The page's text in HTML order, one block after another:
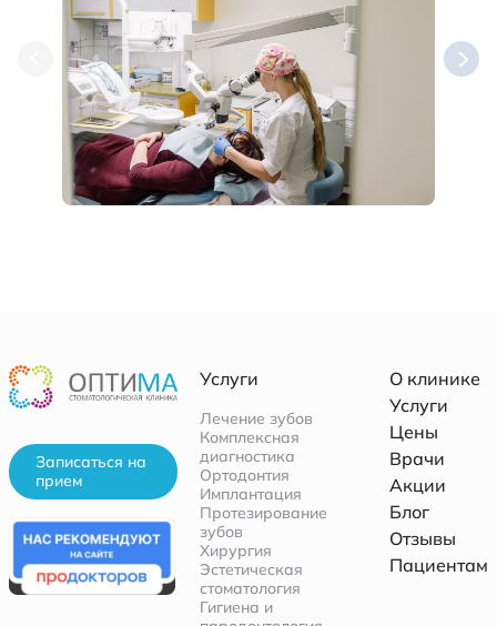
Записаться на
прием
Услуги
Лечение зубов
Комплексная
диагностика
Ортодонтия
Имплантация
Протезирование
зубов
Хирургия
Эстетическая
стоматология
Гигиена и
О клинике
Услуги
Цены
Врачи
Акции
Блог
Отзывы
Пациентам